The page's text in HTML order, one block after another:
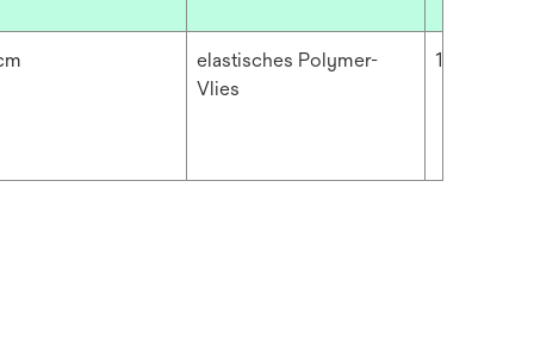
elastisches Polymer-
Vlies
11.024 mil